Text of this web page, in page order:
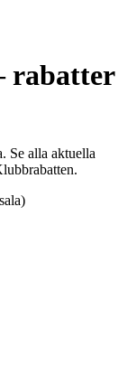
rabatter
Se alla aktuella